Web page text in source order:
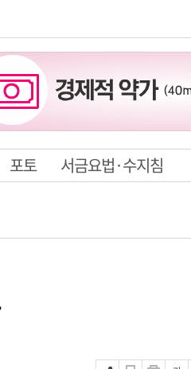
포토 서금요법·수지침